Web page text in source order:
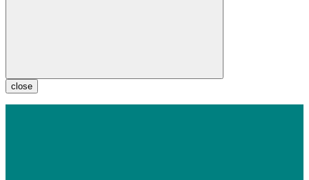
close